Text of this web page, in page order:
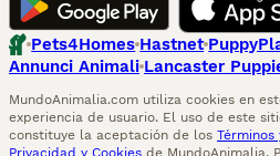
Pets4Homes Hastnet
Annunci Animali Lancaster
MundoAnimalia.com utiliza cookies en
experiencia de usuario. El uso de este
constituye la aceptación de los Términos